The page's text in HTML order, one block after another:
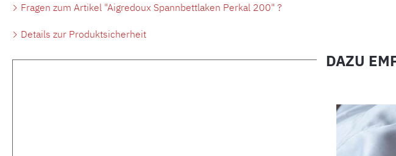
Fragen zum Artikel "Aigredoux Spannbettlaken Perkal 200" ?
Details zur Produktsicherheit
DAZU